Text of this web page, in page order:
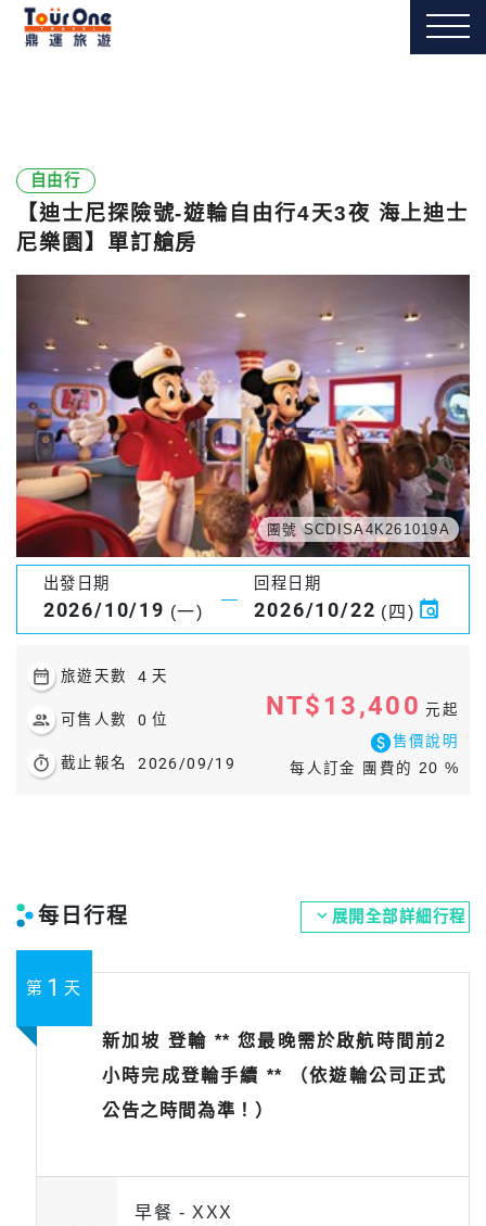
自由行
【迪士尼探險號-遊輪自由行4天3夜 海上迪士
尼樂園】單訂艙房
團號 SCDISA4K261019A
出發日期
2026/10/19 (一)
回程日期
2026/10/22 (四)
date_range 旅遊天數 4 天
people 可售人數 0 位
timer 截止報名 2026/09/19
NT$13,400 元起
paid售價說明
每人訂金 團費的 20 %
每日行程 expand_more 展開全部詳細行程
第 1 天
新加坡 登輪 ** 您最晚需於啟航時間前2
小時完成登輪手續 ** （依遊輪公司正式
公告之時間為準！）
早餐 - XXX